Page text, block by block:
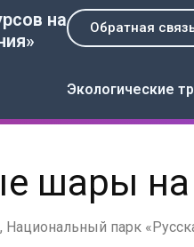
на
Обратная
Экологические
шары на
Национальный парк